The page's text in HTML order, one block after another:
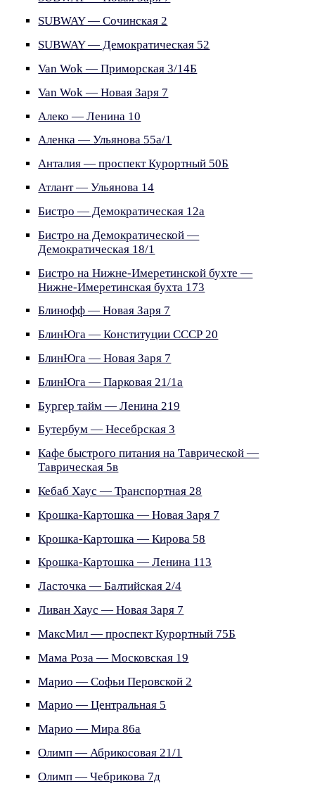
SUBWAY — Сочинская 2
SUBWAY — Демократическая 52
Van Wok — Приморская 3/14Б
Van Wok — Новая Заря 7
Алеко — Ленина 10
Аленка — Ульянова 55а/1
Анталия — проспект Курортный 50Б
Атлант — Ульянова 14
Бистро — Демократическая 12а
Бистро на Демократической —
Демократическая 18/1
Бистро на Нижне-Имеретинской бухте —
Нижне-Имеретинская бухта 173
Блинофф — Новая Заря 7
БлинЮга — Конституции СССР 20
БлинЮга — Новая Заря 7
БлинЮга — Парковая 21/1а
Бургер тайм — Ленина 219
Бутербум — Несебрская 3
Кафе быстрого питания на Таврической —
Таврическая 5в
Кебаб Хаус — Транспортная 28
Крошка-Картошка — Новая Заря 7
Крошка-Картошка — Кирова 58
Крошка-Картошка — Ленина 113
Ласточка — Балтийская 2/4
Ливан Хаус — Новая Заря 7
МаксМил — проспект Курортный 75Б
Мама Роза — Московская 19
Марио — Софьи Перовской 2
Марио — Центральная 5
Марио — Мира 86а
Олимп — Абрикосовая 21/1
Олимп — Чебрикова 7д